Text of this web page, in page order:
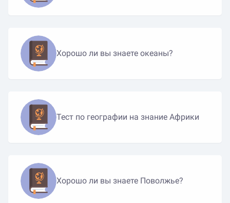
Хорошо ли вы знаете океаны?
Тест по географии на знание Африки
Хорошо ли вы знаете Поволжье?